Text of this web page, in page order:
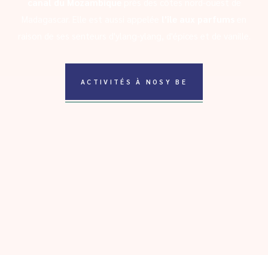
ACTIVITÉS À NOSY BE